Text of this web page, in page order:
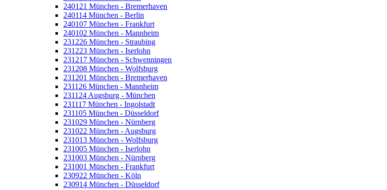
240121 München - Bremerhaven
240114 München - Berlin
240107 München - Frankfurt
240102 München - Mannheim
231226 München - Straubing
231223 München - Iserlohn
231217 München - Schwenningen
231208 München - Wolfsburg
231201 München - Bremerhaven
231126 München - Mannheim
231124 Augsburg - München
231117 München - Ingolstadt
231105 München - Düsseldorf
231029 München - Nürnberg
231022 München - Augsburg
231013 München - Wolfsburg
231005 München - Iserlohn
231003 München - Nürnberg
231001 München - Frankfurt
230922 München - Köln
230914 München - Düsseldorf